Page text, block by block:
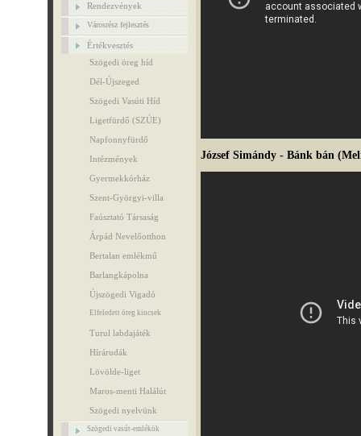
Rendezvények
Városrész fejlesztés
Értékvesztés
Szögedi öreg híd
Dél-Újszeged
Szögedi Vasúti Híd
Ligetfürdő (SZÚE)
Napfonnyfürdő
Intézmények
Gyermekkórház
Szent-Györgyi-villa
Faúsztató Társaság
Árpád Nevelőotthon
Bertalan emlékmű
Barlangkápolna
Újszögedi Vigadó
Elfeledett öreg kincsek
Turul labdajáték
Hírárudák
Lövölde-liget
Maros-menti Halálút
Szögedi nyelvünk
Szögedi vasút-emlékök
József Simándy - Bánk bán